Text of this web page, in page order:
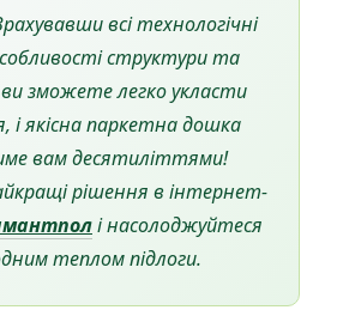
всі технологічні
структури та
ви зможете легко укласти
і якісна паркетна дошка
вам десятиліттями!
рішення в інтернет-
і насолоджуйтеся
теплом підлоги.